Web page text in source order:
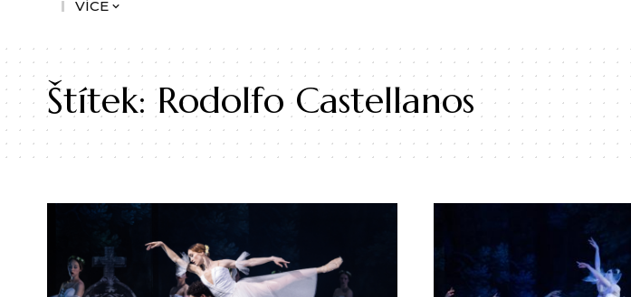
VÍCE
Štítek:Rodolfo Castellanos